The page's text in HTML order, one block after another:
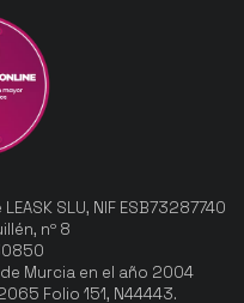
SLU, NIF ESB73287740
nº 8
Murcia en el año 2004
Folio 151, N44443.